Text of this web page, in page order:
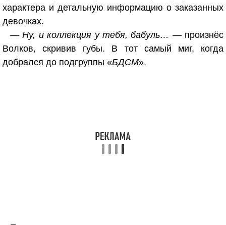
характера и детальную информацию о заказанных
девочках.
— Ну, и коллекция у тебя, бабуль… — произнёс
Волков, скривив губы. В тот самый миг, когда
добрался до подгруппы «БДСМ».